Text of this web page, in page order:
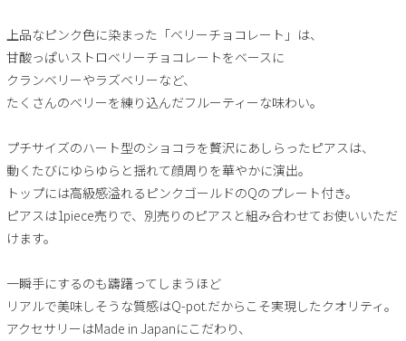
上品なピンク色に染まった「ベリーチョコレート」は、
甘酸っぱいストロベリーチョコレートをベースに
クランベリーやラズベリーなど、
たくさんのベリーを練り込んだフルーティーな味わい。
プチサイズのハート型のショコラを贅沢にあしらったピアスは、
動くたびにゆらゆらと揺れて顔周りを華やかに演出。
トップには高級感溢れるピンクゴールドのQのプレート付き。
ピアスは1piece売りで、別売りのピアスと組み合わせてお使いいただ
けます。
一瞬手にするのも躊躇ってしまうほど
リアルで美味しそうな質感はQ-pot.だからこそ実現したクオリティ。
アクセサリーはMade in Japanにこだわり、